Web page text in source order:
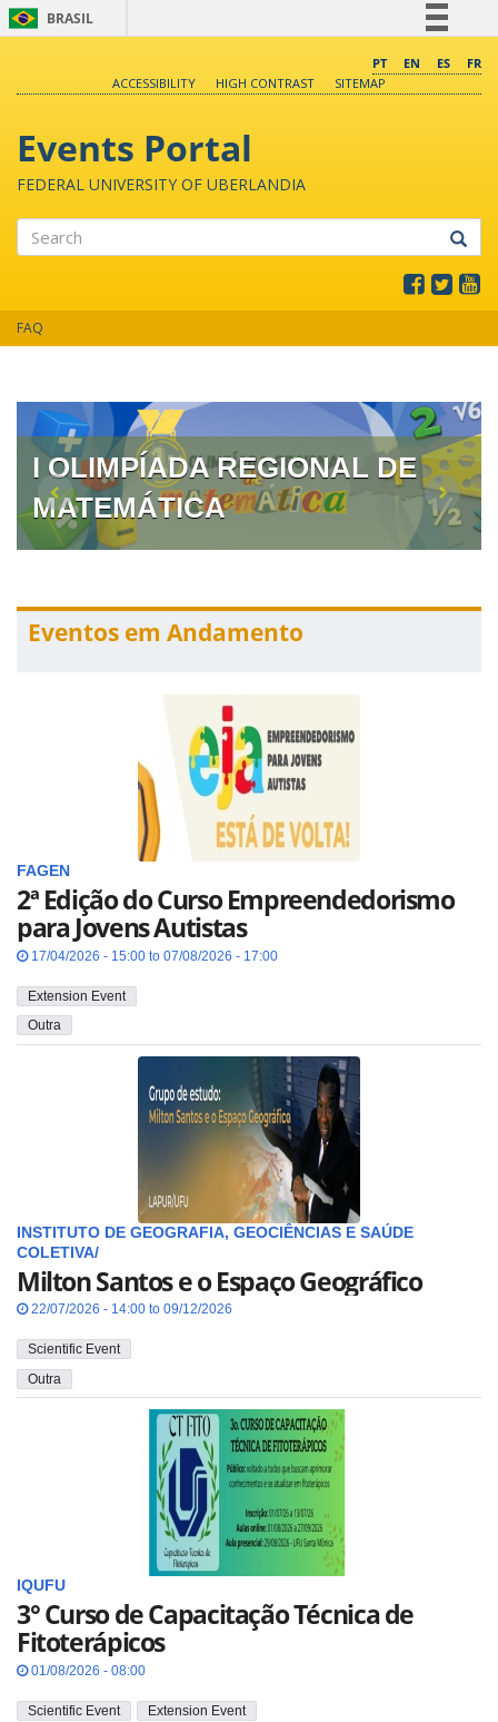
BRASIL
Comunica BR
Canais
PT EN ES
FR
ACCESSIBILITY
HIGH CONTRAST SITEMAP
Events Portal
FEDERAL UNIVERSITY OF UBERLANDIA
FAQ
I OLIMPÍADA REGIONAL DE
MATEMÁTICA
Eventos em Andamento
FAGEN
2ª Edição do Curso Empreendedorismo
para Jovens Autistas
17/04/2026 - 15:00 to 07/08/2026 - 17:00
Extension Event
Outra
INSTITUTO DE GEOGRAFIA, GEOCIÊNCIAS E SAÚDE
COLETIVA/
Milton Santos e o Espaço Geográfico
22/07/2026 - 14:00 to 09/12/2026
Scientific Event
Outra
IQUFU
3° Curso de Capacitação Técnica de
Fitoterápicos
01/08/2026 - 08:00
Scientific Event
Extension Event